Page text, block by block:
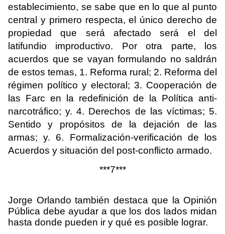
establecimiento, se sabe que en lo que al punto
central y primero respecta, el único derecho de
propiedad que será afectado será el del
latifundio improductivo. Por otra parte, los
acuerdos que se vayan formulando no saldrán
de estos temas, 1. Reforma rural; 2. Reforma del
régimen político y electoral; 3. Cooperación de
las Farc en la redefinición de la Política anti-
narcotráfico; y. 4. Derechos de las víctimas; 5.
Sentido y propósitos de la dejación de las
armas; y. 6. Formalización-verificación de los
Acuerdos y situación del post-conflicto armado.
***7***
Jorge Orlando también destaca que la Opinión
Pública debe ayudar a que los dos lados midan
hasta donde pueden ir y qué es posible lograr.